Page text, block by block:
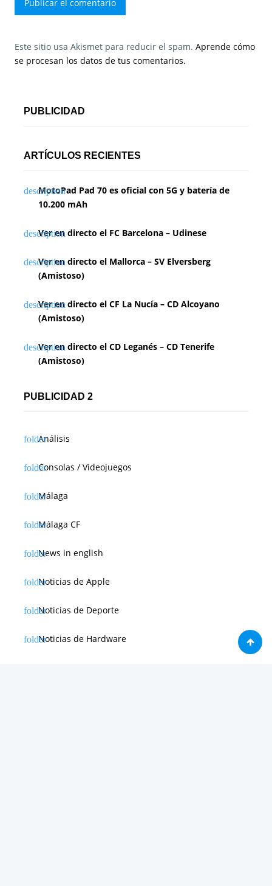
Este sitio usa Akismet para reducir el spam. Aprende cómo
se procesan los datos de tus comentarios.
PUBLICIDAD
ARTÍCULOS RECIENTES
MotoPad Pad 70 es oficial con 5G y batería de
10.200 mAh
Ver en directo el FC Barcelona – Udinese
Ver en directo el Mallorca – SV Elversberg
(Amistoso)
Ver en directo el CF La Nucía – CD Alcoyano
(Amistoso)
Ver en directo el CD Leganés – CD Tenerife
(Amistoso)
PUBLICIDAD 2
Análisis
Consolas / Videojuegos
Málaga
Málaga CF
News in english
Noticias de Apple
Noticias de Deporte
Noticias de Hardware